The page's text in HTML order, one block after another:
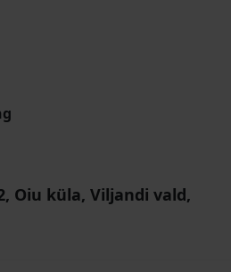
Oiu küla, Viljandi vald,